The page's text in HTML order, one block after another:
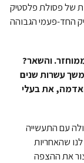
כמיליון ו-300 אלף טונות של פסולת פלסטיק
החד-פעמי הגבוהה
ממוחזר. והשאר?
עשרות שנים
את בעלי
עם התעשייה
שהאחריות
את ההצפה